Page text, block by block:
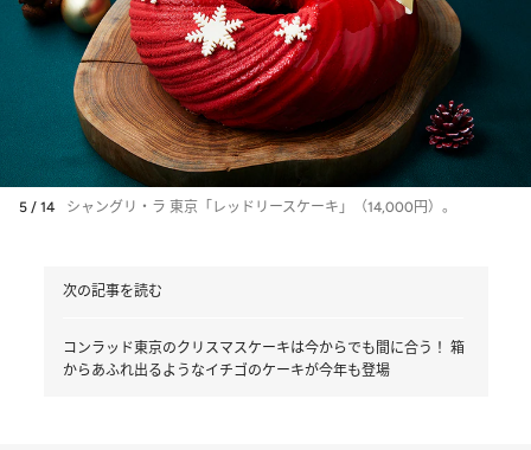
5 / 14 シャングリ・ラ 東京「レッドリースケーキ」（14,000円）。
次の記事を読む
コンラッド東京のクリスマスケーキは今からでも間に合う！ 箱
からあふれ出るようなイチゴのケーキが今年も登場